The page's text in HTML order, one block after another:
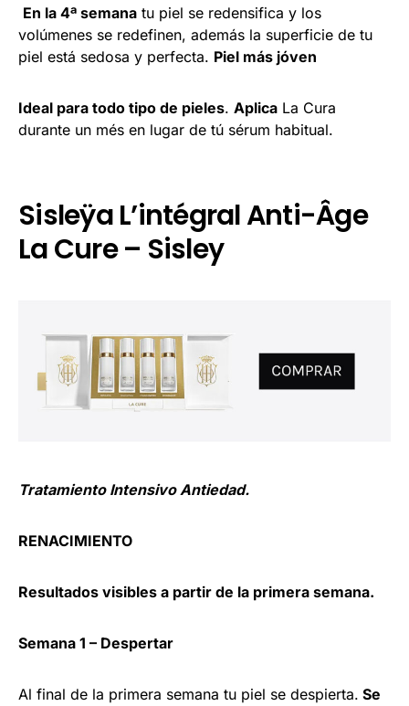
En la 4ª semana tu piel se redensifica y los
volúmenes se redefinen, además la superficie de tu
piel está sedosa y perfecta. Piel más jóven
Ideal para todo tipo de pieles. Aplica La Cura
durante un més en lugar de tú sérum habitual.
Sisleÿa L’intégral Anti-Âge
La Cure – Sisley
Tratamiento Intensivo Antiedad.
RENACIMIENTO
Resultados visibles a partir de la primera semana.
Semana 1 – Despertar
Al final de la primera semana tu piel se despierta. Se